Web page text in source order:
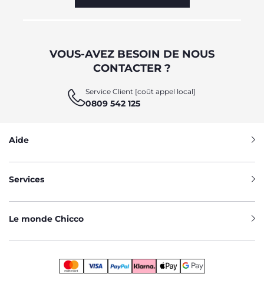
VOUS-AVEZ BESOIN DE NOUS
CONTACTER ?
Service Client [coût appel local]
0809 542 125
Aide
Services
Le monde Chicco